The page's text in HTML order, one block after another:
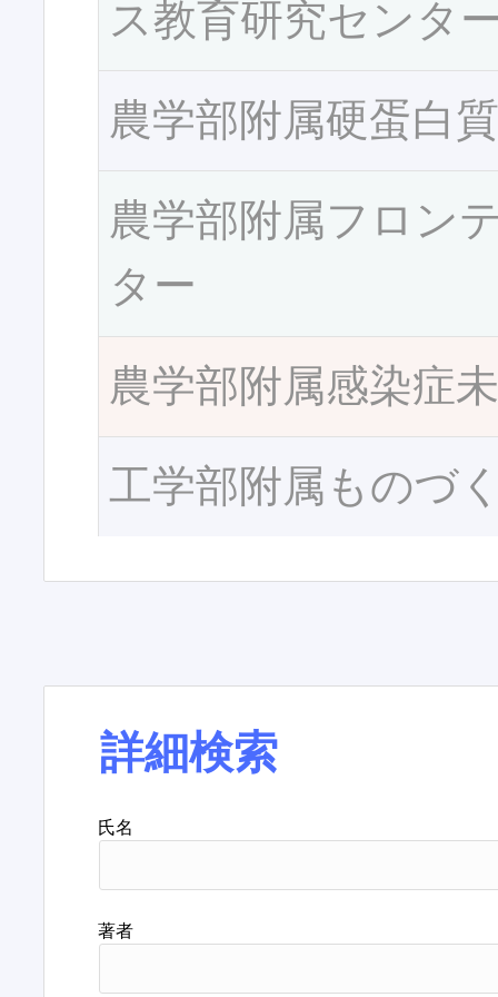
ス教育研究センタ
農学部附属硬蛋白
農学部附属フロン
ター
農学部附属感染症
工学部附属ものづ
詳細検索
氏名
著者